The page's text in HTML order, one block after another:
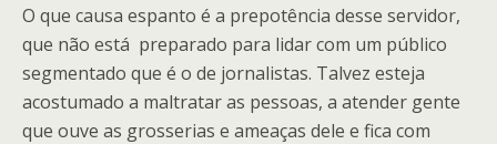
O que causa espanto é a prepotência desse servidor,
que não está preparado para lidar com um público
segmentado que é o de jornalistas. Talvez esteja
acostumado a maltratar as pessoas, a atender gente
que ouve as grosserias e ameaças dele e fica com